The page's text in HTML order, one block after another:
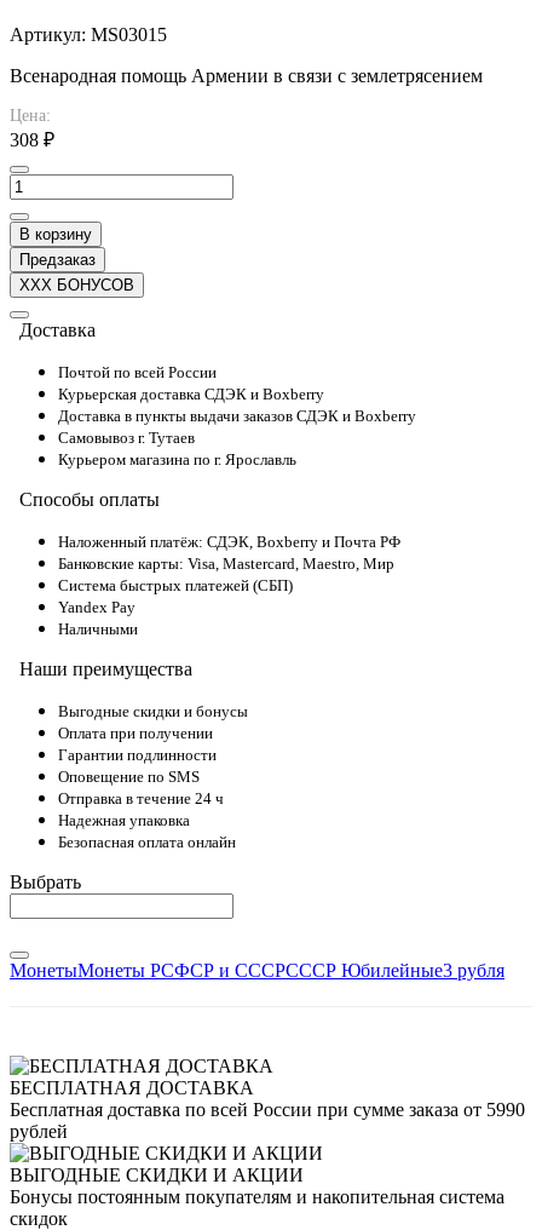
Артикул: MS03015
Всенародная помощь Армении в связи с землетрясением
Цена:
308 ₽
В корзину
Предзаказ
XXX БОНУСОВ
Доставка
Почтой по всей России
Курьерская доставка СДЭК и Boxberry
Доставка в пункты выдачи заказов СДЭК и Boxberry
Самовывоз г. Тутаев
Курьером магазина по г. Ярославль
Способы оплаты
Наложенный платёж: СДЭК, Boxberry и Почта РФ
Банковские карты: Visa, Mastercard, Maestro, Мир
Система быстрых платежей (СБП)
Yandex Pay
Наличными
Наши преимущества
Выгодные скидки и бонусы
Оплата при получении
Гарантии подлинности
Оповещение по SMS
Отправка в течение 24 ч
Надежная упаковка
Безопасная оплата онлайн
Выбрать
МонетыМонеты РСФСР и СССРСССР Юбилейные3 рубля
БЕСПЛАТНАЯ ДОСТАВКА
Бесплатная доставка по всей России при сумме заказа от 5990
рублей
ВЫГОДНЫЕ СКИДКИ И АКЦИИ
Бонусы постоянным покупателям и накопительная система
скидок